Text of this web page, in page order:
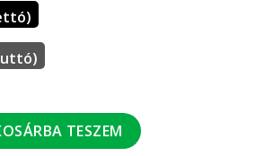
motoros váltószelep PN6 IP40 KM 1" fix
TESZEM